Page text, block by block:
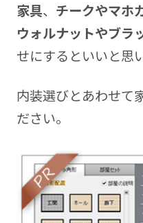
家具、 チークやマホ
ウォルナットやブラ
せにするといいと思
内装選びとあわせて
ださい。